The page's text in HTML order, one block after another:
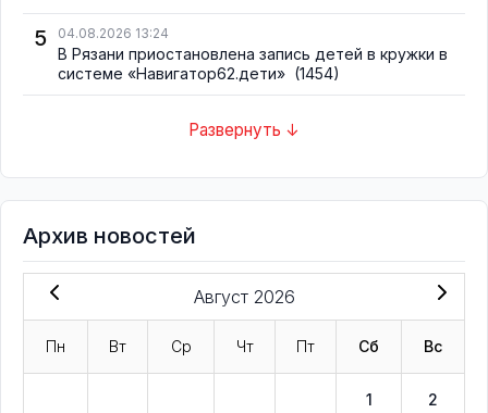
5 04.08.2026 13:24
В Рязани приостановлена запись детей в кружки в
системе «Навигатор62.дети» (1454)
Развернуть ↓
Архив новостей
Август 2026
Пн Вт Ср Чт Пт Сб Вс
1 2